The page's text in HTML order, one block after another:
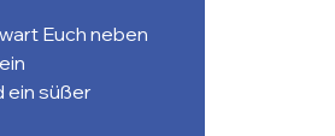
Euch neben
ein süßer